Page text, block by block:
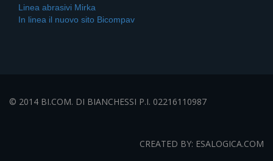
Linea abrasivi Mirka
In linea il nuovo sito Bicompav
© 2014 BI.COM. DI BIANCHESSI P.I. 02216110987
CREATED BY: ESALOGICA.COM